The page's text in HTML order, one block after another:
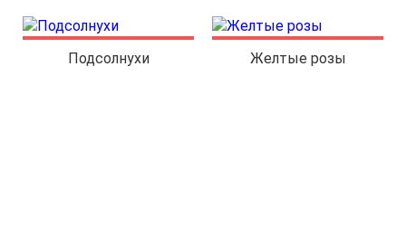
Подсолнухи Желтые розы